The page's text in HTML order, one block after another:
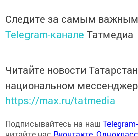
Следите за самым
Telegram-канале Татмедиа
Читайте новости
национальном
https://max.ru/tatmedia
Подписывайтесь на наш